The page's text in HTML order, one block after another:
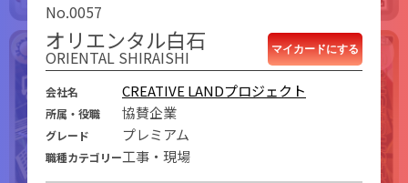
No.0057
オリエンタル白石
ORIENTAL SHIRAISHI マイカードにする
会社名 CREATIVE LANDプロジェクト
所属・役職 協賛企業
グレード プレミアム
職種カテゴリー工事・現場